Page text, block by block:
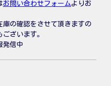
お問い合わせフォームよりお
庫の確認をさせて頂きますの
ざいます。
発信中